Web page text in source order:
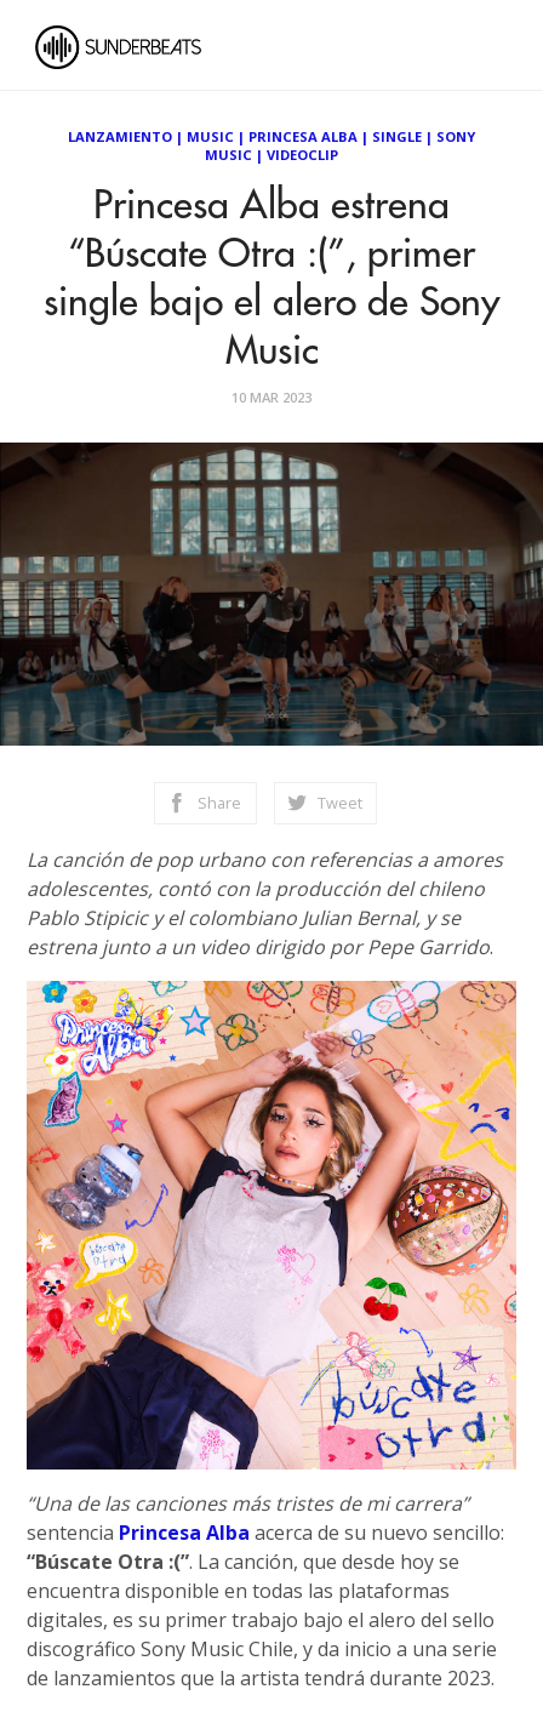
LANZAMIENTO | MUSIC | PRINCESA ALBA | SINGLE | SONY
MUSIC | VIDEOCLIP
Princesa Alba estrena
“Búscate Otra :(”, primer
single bajo el alero de Sony
Music
10 MAR 2023
Share Tweet
La canción de pop urbano con referencias a amores
adolescentes, contó con la producción del chileno
Pablo Stipicic y el colombiano Julian Bernal, y se
estrena junto a un video dirigido por Pepe Garrido.
“Una de las canciones más tristes de mi carrera”
sentencia Princesa Alba acerca de su nuevo sencillo:
“Búscate Otra :(”. La canción, que desde hoy se
encuentra disponible en todas las plataformas
digitales, es su primer trabajo bajo el alero del sello
discográfico Sony Music Chile, y da inicio a una serie
de lanzamientos que la artista tendrá durante 2023.